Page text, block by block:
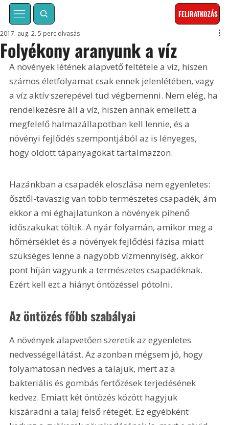
FELIRATKOZÁS
Folyékony aranyunk a víz
2017. aug. 2. 5 perc olvasás
A növények létének alapvető feltétele a víz, hiszen
számos életfolyamat csak ennek jelenlétében, vagy
a víz aktív szerepével tud végbemenni. Nem elég, ha
rendelkezésre áll a víz, hiszen annak emellett a
megfelelő halmazállapotban kell lennie, és a
növényi fejlődés szempontjából az is lényeges,
hogy oldott tápanyagokat tartalmazzon.
Hazánkban a csapadék eloszlása nem egyenletes:
ősztől-tavaszig van több természetes csapadék, ám
ekkor a mi éghajlatunkon a növények pihenő
időszakukat töltik. A nyár folyamán, amikor meg a
hőmérséklet és a növények fejlődési fázisa miatt
szükséges lenne a nagyobb vízmennyiség, akkor
pont híján vagyunk a természetes csapadéknak.
Ezért kell ezt a hiányt öntözéssel pótolni.
Az öntözés főbb szabályai
A növények alapvetően szeretik az egyenletes
nedvességellátást. Az azonban mégsem jó, hogy
folyamatosan nedves a talajuk, mert az a
bakteriális és gombás fertőzések terjedésének
kedvez. Emiatt két öntözés között hagyjuk
kiszáradni a talaj felső rétegét. Ez egyébként